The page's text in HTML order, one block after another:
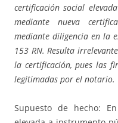
certificación social
mediante nueva
mediante diligencia en la
153 RN. Resulta
la certificación, pues las
legitimadas por el notario.
Supuesto de hecho: